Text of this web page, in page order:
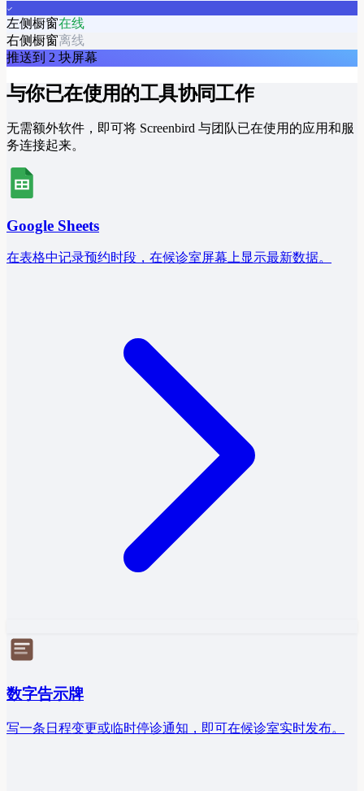
左侧橱窗在线
右侧橱窗离线
推送到 2 块屏幕
与你已在使用的工具协同工作
无需额外软件，即可将 Screenbird 与团队已在使用的应用和服
务连接起来。
Google Sheets
在表格中记录预约时段，在候诊室屏幕上显示最新数据。
数字告示牌
写一条日程变更或临时停诊通知，即可在候诊室实时发布。